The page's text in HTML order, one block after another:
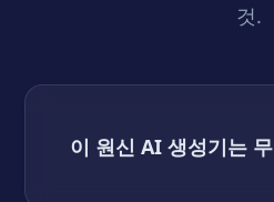
것.
이 원신 AI 생성기는